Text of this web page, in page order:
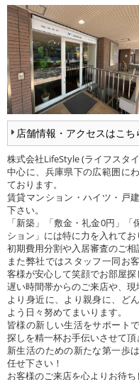
店舗情報・アクセスはこち
株式会社LifeStyle (ライフスタ
中心に、兵庫県下の広範囲に
ております。
賃貸マンション・ハイツ・戸
下さい。
「新築」「敷金・礼金0円」
ション」には特に力を入れてお
初期費用分割や入居審査のご相
また弊社ではスタッフ一同お
客様が安心して笑顔でお部屋探
遅い時間帯からのご来店や、
より身近に、より親身に、ど
よう日々努めてまいります。
皆様の新しい生活をサポート
探しを精一杯お手伝いさせて頂
新生活のための新たな第一歩
任せ下さい！
お客様のご来店を心よりお待